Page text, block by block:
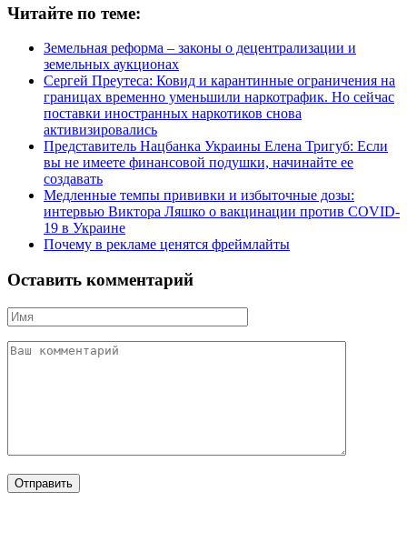
Читайте по теме:
Земельная реформа – законы о децентрализации и
земельных аукционах
Сергей Преутеса: Ковид и карантинные ограничения на
границах временно уменьшили наркотрафик. Но сейчас
поставки иностранных наркотиков снова
активизировались
Представитель Нацбанка Украины Елена Тригуб: Если
вы не имеете финансовой подушки, начинайте ее
создавать
Медленные темпы прививки и избыточные дозы:
интервью Виктора Ляшко о вакцинации против COVID-
19 в Украине
Почему в рекламе ценятся фреймлайты
Оставить комментарий